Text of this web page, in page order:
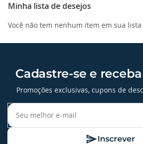
Minha lista de desejos
Você não tem nenhum item em sua lista
Cadastre-se e
Promoções exclusivas, cupons de
Inscrever